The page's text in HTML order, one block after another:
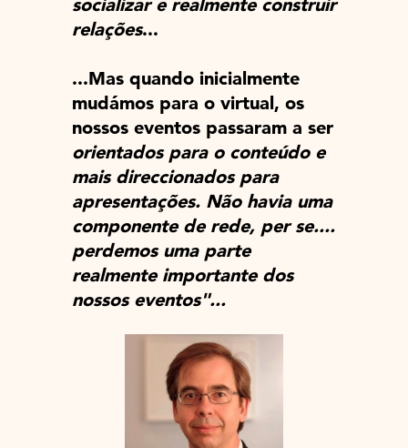
socializar e realmente construir
relações...
...Mas quando inicialmente
mudámos para o virtual, os
nossos eventos passaram a ser
orientados para o conteúdo e
mais direccionados para
apresentações. Não havia uma
componente de rede, per se....
perdemos uma parte
realmente importante dos
nossos eventos"...